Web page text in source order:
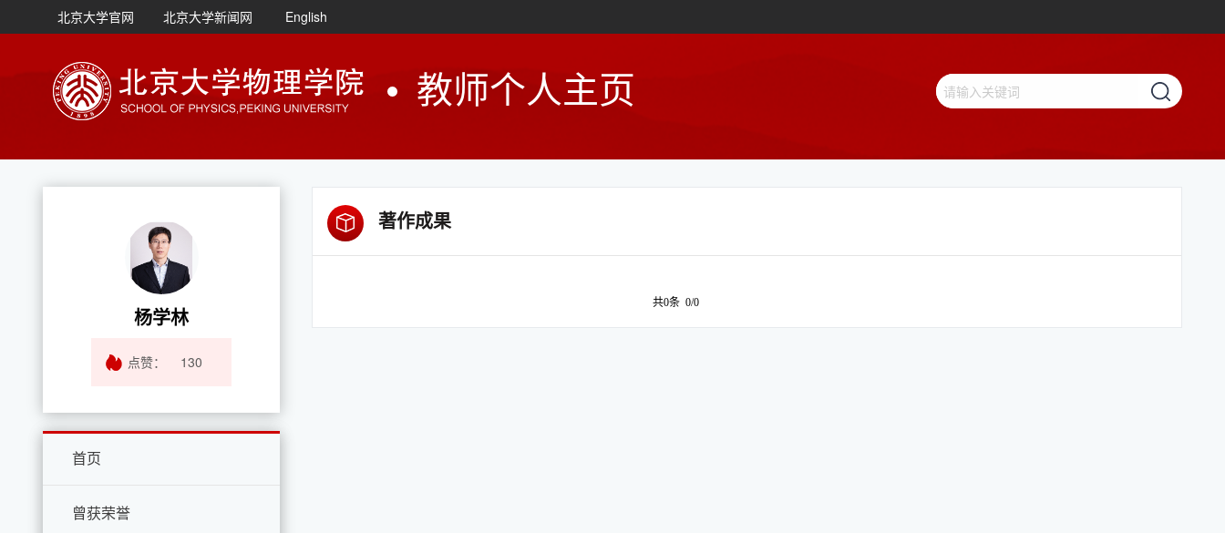
北京大学官网 北京大学新闻网 English
教师个人主页
杨学林
点赞： 130
首页
曾获荣誉
著作成果
共0条 0/0